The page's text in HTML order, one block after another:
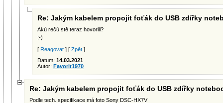
Re: Jakým kabelem propojit foťák do USB zdířky
Akú rečú stě teraz hovorili?
;-)
[ Reagovat ] [ Zpět ]
Datum: 14.03.2021
Autor: Favorit1970
Re: Jakým kabelem propojit foťák do USB zdířky
Podle tech. specifikace má foto Sony DSC-HX7V